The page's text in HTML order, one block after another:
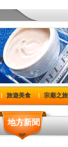
旅遊美食 宗廟之旅
地方新聞